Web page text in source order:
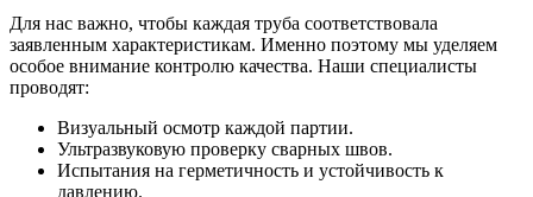
Для нас важно, чтобы каждая труба соответствовала
заявленным характеристикам. Именно поэтому мы уделяем
особое внимание контролю качества. Наши специалисты
проводят:
Визуальный осмотр каждой партии.
Ультразвуковую проверку сварных швов.
Испытания на герметичность и устойчивость к
давлению.